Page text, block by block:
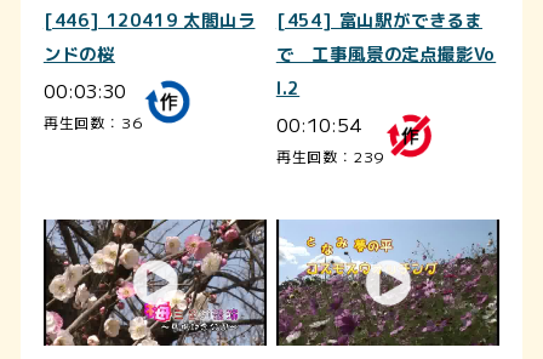
[446] 120419 太閤山ラ
ンドの桜
00:03:30
再生回数：36
[454] 富山駅ができるま
で 工事風景の定点撮影Vo
l.2
00:10:54
再生回数：239